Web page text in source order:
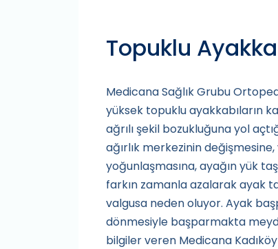
Topuklu
Medicana Sağlık Grubu
yüksek topuklu ayakkabıların
ağrılı şekil bozukluğuna yol
ağırlık merkezinin değişmesine,
yoğunlaşmasına, ayağın yük
farkın zamanla azalarak ayak
valgusa neden oluyor. Ayak
dönmesiyle başparmakta
bilgiler veren Medicana